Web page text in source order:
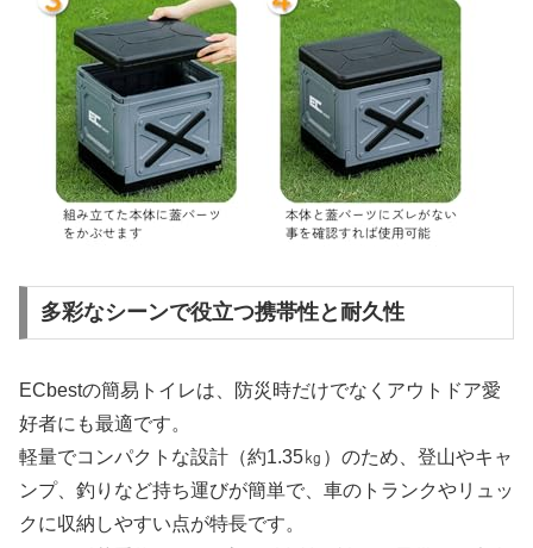
多彩なシーンで役立つ携帯性と耐久性
ECbestの簡易トイレは、防災時だけでなくアウトドア愛
好者にも最適です。
軽量でコンパクトな設計（約1.35㎏）のため、登山やキャ
ンプ、釣りなど持ち運びが簡単で、車のトランクやリュッ
クに収納しやすい点が特長です。